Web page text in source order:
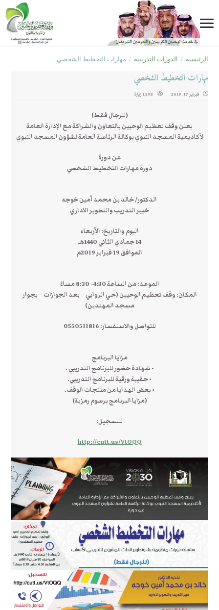
الرئيسية / الدورات التدريبية / مهارات التخطيط الشخصي
مهارات التخطيط الشخصي
فبراير 17, 2019 1,593 زيارة
(للرجال فقط)
يعلن وقف تعظيم الوحيين بالتعاون والشراكة مع الإدارة العامة
لأكاديمية المسجد النبوي بوكالة الرئاسة العامة لشؤون المسجد النبوي
عن دورة
دورة مهارات التخطيط الشخصي
الدكتور/ خالد بن محمد أمين خوجه
خبير التدريب والتطوير الاداري
اليوم والتاريخ: الأربعاء
14 جمادي الثاني 1440هـ
الموافق 19 فبراير 2019م
الموعد: من الساعة 4:30- 8:30 مساءً
المكان: وقف تعظيم الوحيين (حي الروابي – بعد الجوازات – بجوار
مسجد المهتدين)
للتواصل والاستفسار: 0550511816
مزايا البرنامج
• شهادة حضور للبرنامج التدريبي .
• حقيبة ورقية للبرنامج التدريبي.
• بعض الهدايا من منتجات الوقف.
(مزايا البرنامج برسوم رمزية)
للتسجيل:
http://cutt.us/VtOQQ